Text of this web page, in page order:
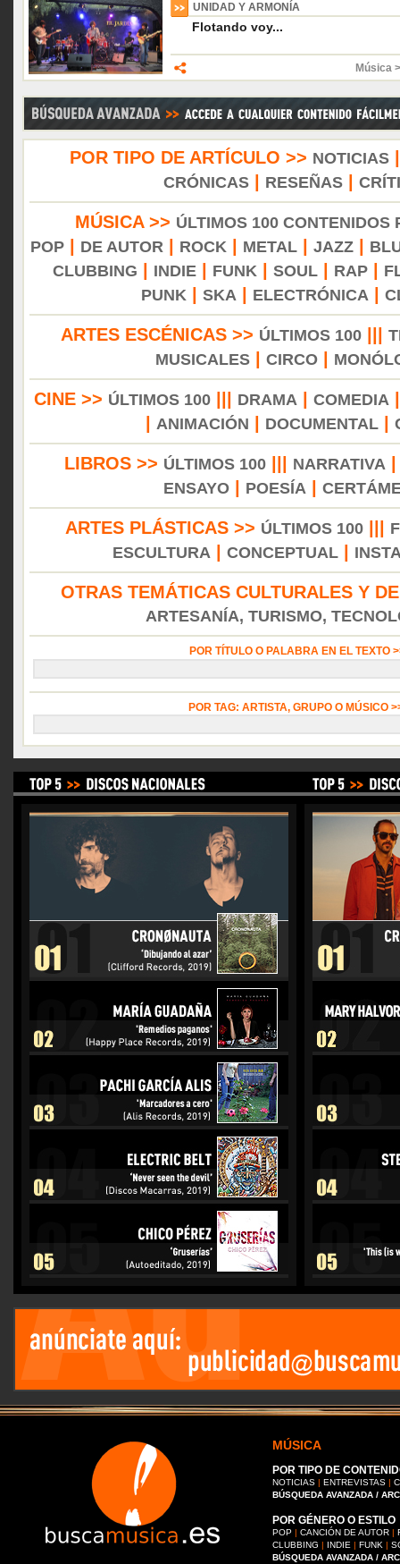
UNIDAD Y ARMONÍA
Flotando voy...
Música
POR TIPO DE ARTÍCULO >> NOTICIAS
CRÓNICAS| RESEÑAS|
MÚSICA >> ÚLTIMOS 100 CONTENIDOS
POP| DE AUTOR ROCK METAL| JAZZ|
CLUBBING
INDIE| FUNK SOUL| RAP|
PUNK
SKA ELECTRÓNICA
ARTES ESCÉNICAS >> ÚLTIMOS 100
MUSICALES
CIRCO
CINE >> ÚLTIMOS 100||| DRAMA COMEDIA
ANIMACIÓN DOCUMENTAL|
LIBROS >> ÚLTIMOS 100 NARRATIVA
ENSAYO| POESÍA
ARTES PLÁSTICAS >> ÚLTIMOS 100|||
ESCULTURA
CONCEPTUAL
OTRAS TEMÁTICAS CULTURALES Y
ARTESANÍA, TURISMO,
POR TÍTULO O PALABRA EN EL TEXTO
POR TAG: ARTISTA, GRUPO O MÚSICO
MÚSICA
POR TIPO DE
NOTICIAS | ENTREVISTAS |
BÚSQUEDA AVANZADA /
POR GÉNERO O ESTILO
POP | CANCIÓN DE AUTOR |
CLUBBING | INDIE | FUNK |
BÚSQUEDA AVANZADA /